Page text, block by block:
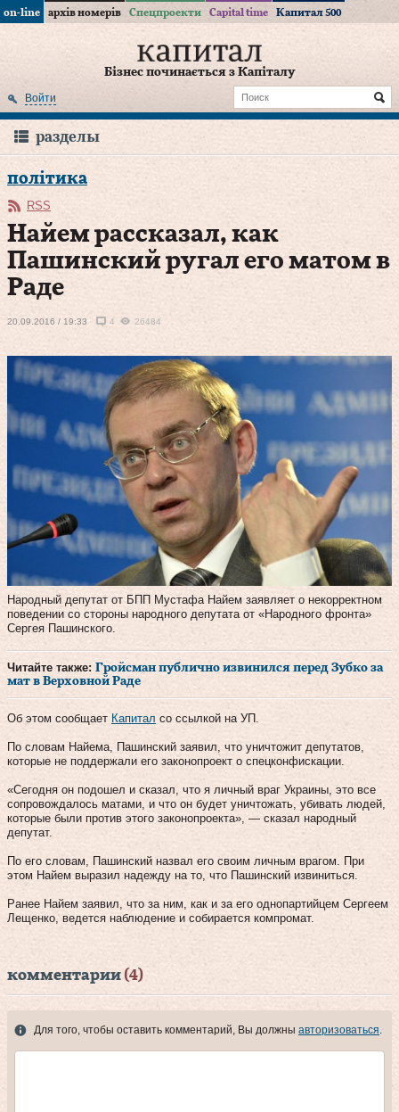
on-line архів номерів Спецпроекти Capital time Капитал 500
Бізнес починається з Капіталу
Войти
разделы
політика
RSS
Найем рассказал, как
Пашинский ругал его матом в
Раде
20.09.2016 / 19:33 4 26484
Народный депутат от БПП Мустафа Найем заявляет о некорректном
поведении со стороны народного депутата от «Народного фронта»
Сергея Пашинского.
Читайте также: Гройсман публично извинился перед Зубко за
мат в Верховной Раде
Об этом сообщает Капитал со ссылкой на УП.
По словам Найема, Пашинский заявил, что уничтожит депутатов,
которые не поддержали его законопроект о спецконфискации.
«Сегодня он подошел и сказал, что я личный враг Украины, это все
сопровождалось матами, и что он будет уничтожать, убивать людей,
которые были против этого законопроекта», — сказал народный
депутат.
По его словам, Пашинский назвал его своим личным врагом. При
этом Найем выразил надежду на то, что Пашинский извиниться.
Ранее Найем заявил, что за ним, как и за его однопартийцем Сергеем
Лещенко, ведется наблюдение и собирается компромат.
комментарии (4)
Для того, чтобы оставить комментарий, Вы должны авторизоваться.